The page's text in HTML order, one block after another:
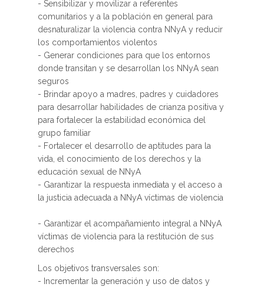
- Sensibilizar y movilizar a referentes
comunitarios y a la población en general para
desnaturalizar la violencia contra NNyA y reducir
los comportamientos violentos
- Generar condiciones para que los entornos
donde transitan y se desarrollan los NNyA sean
seguros
- Brindar apoyo a madres, padres y cuidadores
para desarrollar habilidades de crianza positiva y
para fortalecer la estabilidad económica del
grupo familiar
- Fortalecer el desarrollo de aptitudes para la
vida, el conocimiento de los derechos y la
educación sexual de NNyA
- Garantizar la respuesta inmediata y el acceso a
la justicia adecuada a NNyA víctimas de violencia
- Garantizar el acompañamiento integral a NNyA
víctimas de violencia para la restitución de sus
derechos
Los objetivos transversales son:
- Incrementar la generación y uso de datos y